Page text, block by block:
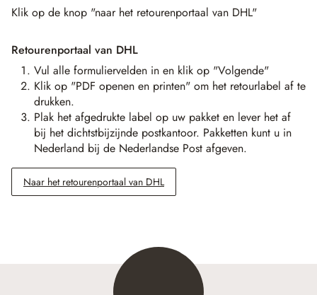
Klik op de knop "naar het retourenportaal van DHL"
Retourenportaal van DHL
Vul alle formuliervelden in en klik op "Volgende"
Klik op "PDF openen en printen" om het retourlabel af te
drukken.
Plak het afgedrukte label op uw pakket en lever het af
bij het dichtstbijzijnde postkantoor. Pakketten kunt u in
Nederland bij de Nederlandse Post afgeven.
Naar het retourenportaal van DHL